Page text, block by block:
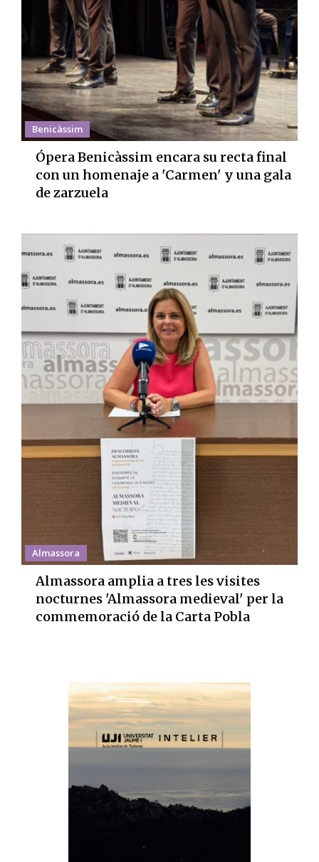
Benicàssim
Ópera Benicàssim encara su recta final
con un homenaje a 'Carmen' y una gala
de zarzuela
Almassora
Almassora amplia a tres les visites
nocturnes 'Almassora medieval' per la
commemoració de la Carta Pobla